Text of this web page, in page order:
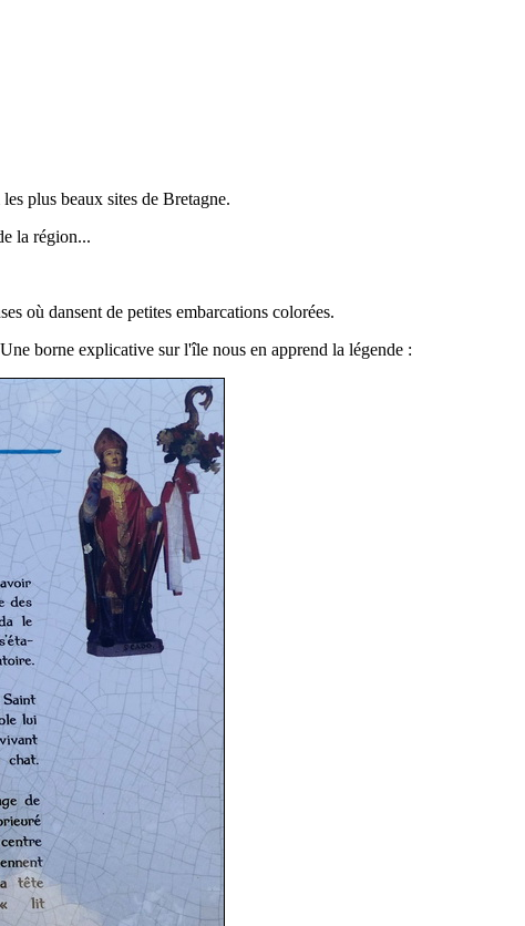
plus beaux sites de Bretagne.
la région...
où dansent de petites embarcations colorées.
borne explicative sur l'île nous en apprend la légende :